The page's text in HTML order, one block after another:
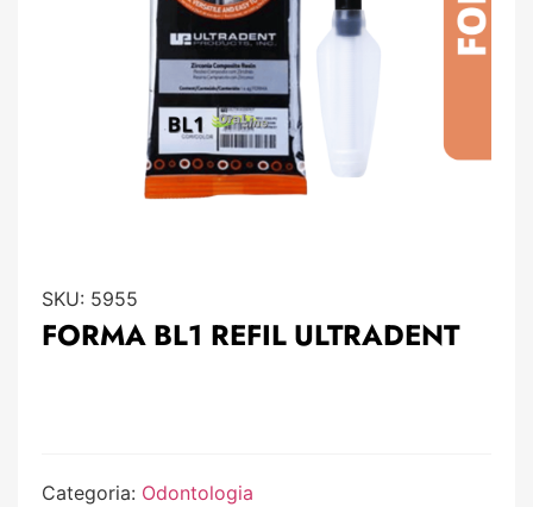
SKU: 5955
FORMA BL1 REFIL ULTRADENT
Categoria: Odontologia